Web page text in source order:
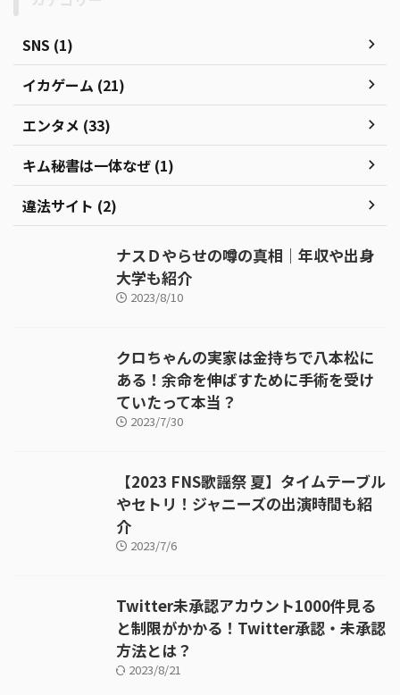
SNS (1)
イカゲーム (21)
エンタメ (33)
キム秘書は一体なぜ (1)
違法サイト (2)
ナスＤやらせの噂の真相｜年収や出身
大学も紹介
2023/8/10
クロちゃんの実家は金持ちで八本松に
ある！余命を伸ばすために手術を受け
ていたって本当？
2023/7/30
【2023 FNS歌謡祭 夏】タイムテーブル
やセトリ！ジャニーズの出演時間も紹
介
2023/7/6
Twitter未承認アカウント1000件見る
と制限がかかる！Twitter承認・未承認
方法とは？
2023/8/21